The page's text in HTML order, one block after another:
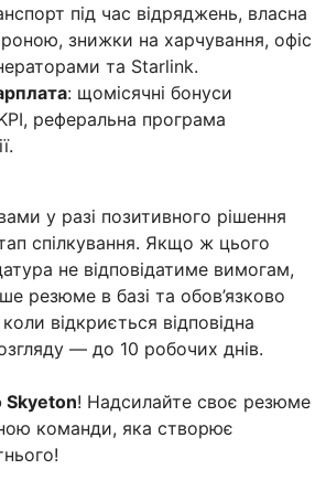
під час відряджень, власна
знижки на харчування, офіс
та Starlink.
: щомісячні бонуси
реферальна програма
у разі позитивного рішення
спілкування. Якщо ж цього
не відповідатиме вимогам,
резюме в базі та обов’язково
відкриється відповідна
— до 10 робочих днів.
Skyeton! Надсилайте своє резюме
команди, яка створює